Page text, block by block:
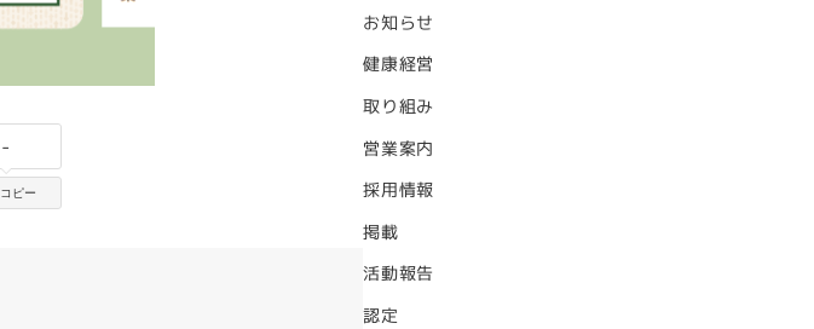
-
コピー
お知らせ
健康経営
取り組み
営業案内
採用情報
掲載
活動報告
認定